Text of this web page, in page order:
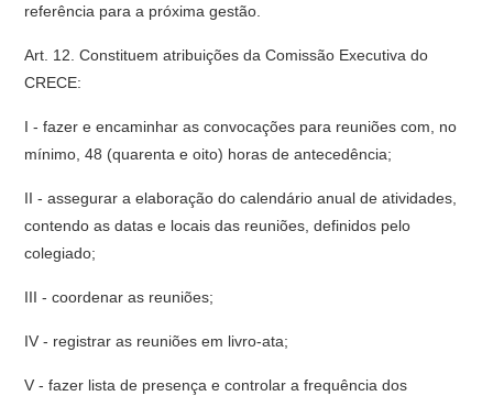
referência para a próxima gestão.
Art. 12. Constituem atribuições da Comissão Executiva do
CRECE:
I - fazer e encaminhar as convocações para reuniões com, no
mínimo, 48 (quarenta e oito) horas de antecedência;
II - assegurar a elaboração do calendário anual de atividades,
contendo as datas e locais das reuniões, definidos pelo
colegiado;
III - coordenar as reuniões;
IV - registrar as reuniões em livro-ata;
V - fazer lista de presença e controlar a frequência dos